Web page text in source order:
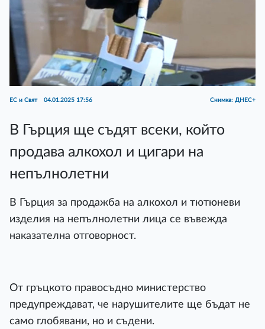
ЕС и Свят 04.01.2025 17:56 Снимка: ДНЕС+
В Гърция ще съдят всеки, който
продава алкохол и цигари на
непълнолетни
В Гърция за продажба на алкохол и тютюневи
изделия на непълнолетни лица се въвежда
наказателна отговорност.
От гръцкото правосъдно министерство
предупреждават, че нарушителите ще бъдат не
само глобявани, но и съдени.